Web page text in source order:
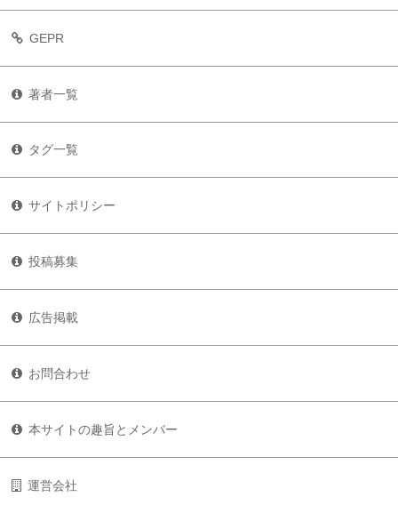
GEPR
著者一覧
タグ一覧
サイトポリシー
投稿募集
広告掲載
お問合わせ
本サイトの趣旨とメンバー
運営会社